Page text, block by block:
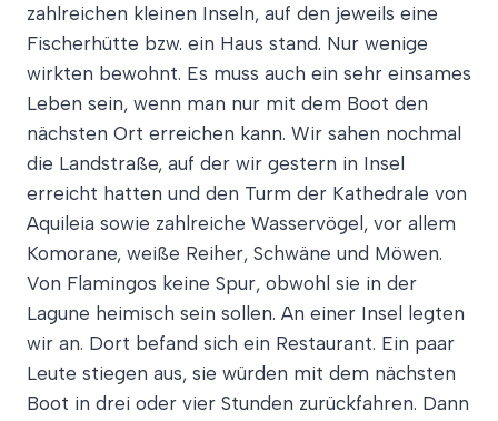
zahlreichen kleinen Inseln, auf den jeweils eine
Fischerhütte bzw. ein Haus stand. Nur wenige
wirkten bewohnt. Es muss auch ein sehr einsames
Leben sein, wenn man nur mit dem Boot den
nächsten Ort erreichen kann. Wir sahen nochmal
die Landstraße, auf der wir gestern in Insel
erreicht hatten und den Turm der Kathedrale von
Aquileia sowie zahlreiche Wasservögel, vor allem
Komorane, weiße Reiher, Schwäne und Möwen.
Von Flamingos keine Spur, obwohl sie in der
Lagune heimisch sein sollen. An einer Insel legten
wir an. Dort befand sich ein Restaurant. Ein paar
Leute stiegen aus, sie würden mit dem nächsten
Boot in drei oder vier Stunden zurückfahren. Dann